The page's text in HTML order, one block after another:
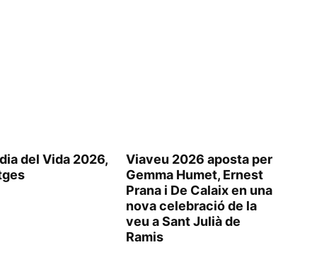
del Vida 2026,
Viaveu 2026 aposta per
Gemma Humet, Ernest
Prana i De Calaix en una
nova celebració de la
veu a Sant Julià de
Ramis